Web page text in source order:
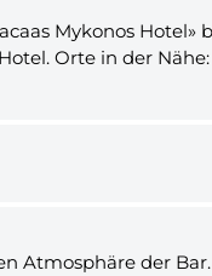
Mykonos
Orte in der
Atmosphäre der